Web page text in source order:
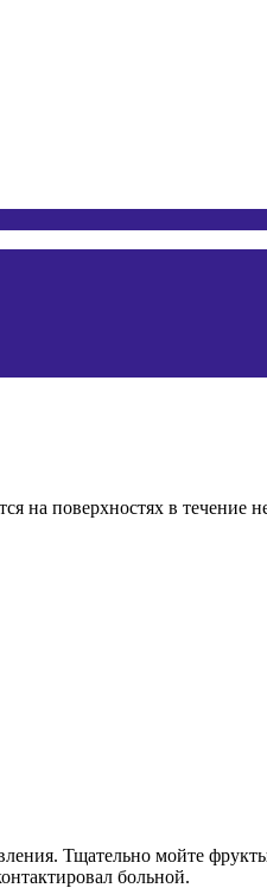
поверхностях в течение
Тщательно мойте
больной.